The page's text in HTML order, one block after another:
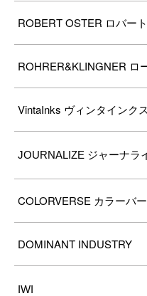
ROBERT OSTER ロバー
ROHRER&KLINGNER ロ
VintaInks ヴィンタインクス
JOURNALIZE ジャーナラ
COLORVERSE カラーバ
DOMINANT INDUSTRY
IWI